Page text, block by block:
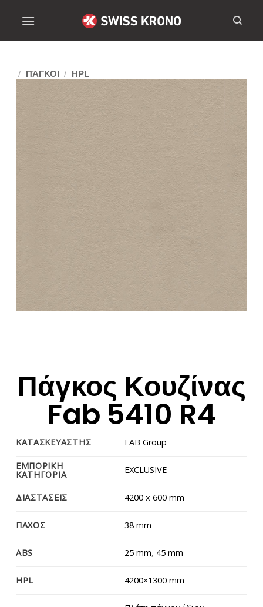
/ ΠΆΓΚΟΙ / HPL
Πάγκος Κουζίνας
Fab 5410 R4
ΚΑΤΑΣΚΕΥΑΣΤΗΣ FAB Group
ΕΜΠΟΡΙΚΗ
ΚΑΤΗΓΟΡΙΑ EXCLUSIVE
ΔΙΑΣΤΑΣΕΙΣ 4200 x 600 mm
ΠΑΧΟΣ 38 mm
ABS 25 mm, 45 mm
HPL 4200×1300 mm